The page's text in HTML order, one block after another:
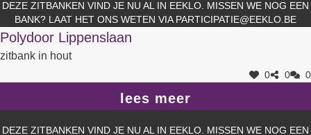
DEZE ZITBANKEN VIND JE NU AL IN EEKLO. MISSEN WE NOG EEN
BANK? LAAT HET ONS WETEN VIA PARTICIPATIE@EEKLO.BE
Polydoor Lippenslaan
zitbank in hout
0 0 0
lees meer
DEZE ZITBANKEN VIND JE NU AL IN EEKLO. MISSEN WE NOG EEN